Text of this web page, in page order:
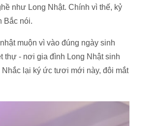
như Long Nhật. Chính vì thế, kỷ
Bắc nói.
muộn vì vào đúng ngày sinh
thự - nơi gia đình Long Nhật sinh
lại ký ức tươi mới này, đôi mắt